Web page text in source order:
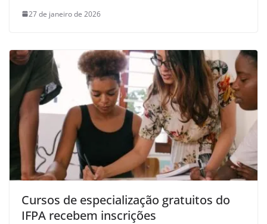
27 de janeiro de 2026
Cursos de especialização gratuitos do
IFPA recebem inscrições